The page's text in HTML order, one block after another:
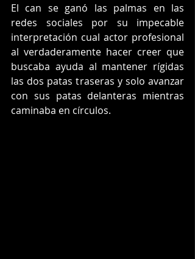
El can se ganó las palmas en las
redes sociales por su impecable
interpretación cual actor profesional
al verdaderamente hacer creer que
buscaba ayuda al mantener rígidas
las dos patas traseras y solo avanzar
con sus patas delanteras mientras
caminaba en círculos.